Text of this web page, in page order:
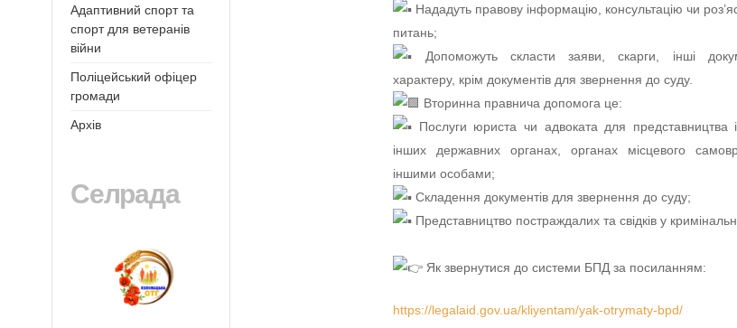
Нададуть правову інформацію, консультацію чи
питань;
Допоможуть скласти заяви, скарги, інші
характеру, крім документів для звернення до суду.
Вторинна правнича допомога це:
Послуги юриста чи адвоката для представництва
інших державних органах, органах місцевого
іншими особами;
Складення документів для звернення до суду;
Представництво постраждалих та свідків у
Як звернутися до системи БПД за посиланням:
https://legalaid.gov.ua/kliyentam/yak-otrymaty-bpd/
Адаптивний спорт та
спорт для ветеранів
війни
Поліцейський офіцер
громади
Архів
Селрада